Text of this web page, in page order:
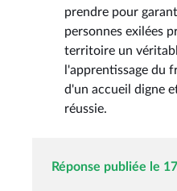
prendre pour
personnes exilées
territoire un
l'apprentissage du
d'un accueil digne
réussie.
Réponse publiée le